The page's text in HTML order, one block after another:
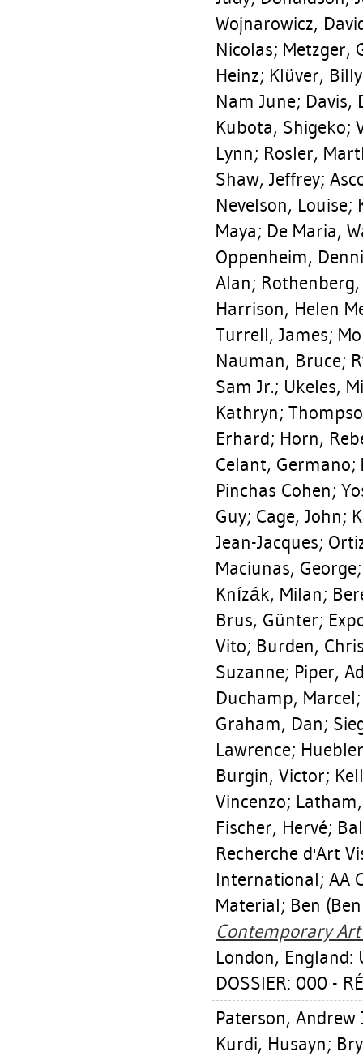
Wojnarowicz,
Nicolas; Metzger,
Heinz; Klüver, Billy
Nam June; Davis,
Kubota, Shigeko;
Lynn; Rosler,
Shaw, Jeffrey;
Nevelson, Louise;
Maya; De Maria,
Oppenheim,
Alan;
Harrison, Helen
Turrell, James;
Nauman, Bruce;
Sam Jr.; Ukeles,
Kathryn;
Erhard; Horn,
Celant, Germano;
Pinchas Cohen;
Guy; Cage, John;
Jean-Jacques;
Maciunas, George
Knízák, Milan;
Brus, Günter;
Vito; Burden,
Suzanne; Piper,
Duchamp, Marcel
Graham, Dan;
Lawrence;
Burgin, Victor;
Vincenzo;
Fischer, Hervé;
Recherche d'Art
International; AA
Material; Ben
Contemporary
London, England:
DOSSIER: 000 -
Paterson, Andrew
Kurdi, Husayn;